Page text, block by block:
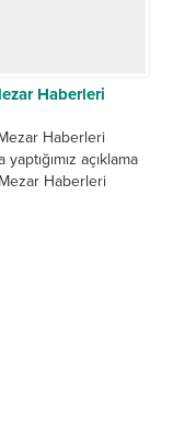
Haberleri
Haberleri
açıklama
Haberleri